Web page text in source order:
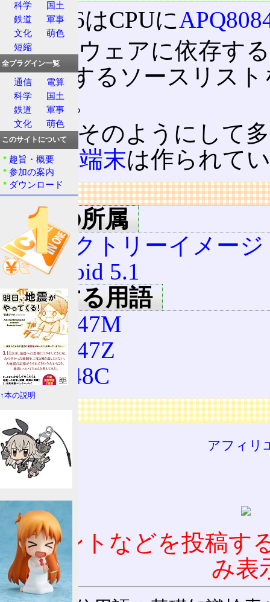
Nexus 6はCPUに
ハードウェアに依存す
に対応するソースリスト
である。
実際、そのようにして
Android端末は作られて
リンク
用語の所属
ファクトリーイメージ
Android 5.1
関連する用語
LMY47M
LMY47Z
LVY48C
アフィリ
コメントなどを投稿す
み表
科学
国土
鉄道
軍事
文化
萌色
短縮
全プラグイン一覧
通信
電算
科学
国土
鉄道
軍事
文化
萌色
このサイトについて
趣旨・概要
参加の案内
ダウンロード
↑本の説明